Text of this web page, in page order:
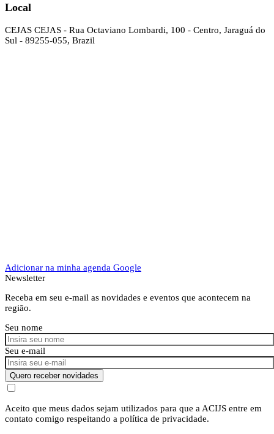
Local
CEJAS CEJAS - Rua Octaviano Lombardi, 100 - Centro, Jaraguá do
Sul - 89255-055, Brazil
Adicionar na minha agenda Google
Newsletter
Receba em seu e-mail as novidades e eventos que acontecem na
região.
Seu nome
Seu e-mail
Quero receber novidades
Aceito que meus dados sejam utilizados para que a ACIJS entre em
contato comigo respeitando a política de privacidade.